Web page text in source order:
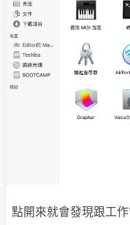
點開來就會發現跟工